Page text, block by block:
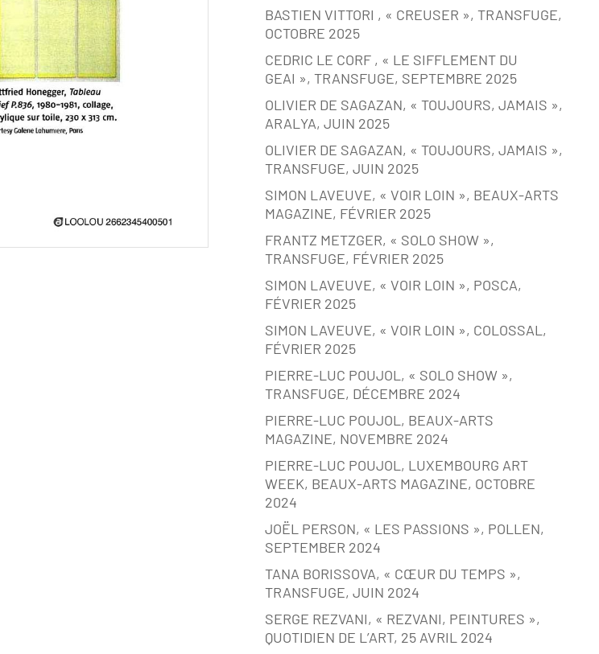
BASTIEN VITTORI , « CREUSER », TRANSFUGE,
OCTOBRE 2025
CEDRIC LE CORF , « LE SIFFLEMENT DU
GEAI », TRANSFUGE, SEPTEMBRE 2025
OLIVIER DE SAGAZAN, « TOUJOURS, JAMAIS »,
ARALYA, JUIN 2025
OLIVIER DE SAGAZAN, « TOUJOURS, JAMAIS »,
TRANSFUGE, JUIN 2025
SIMON LAVEUVE, « VOIR LOIN », BEAUX-ARTS
MAGAZINE, FÉVRIER 2025
FRANTZ METZGER, « SOLO SHOW »,
TRANSFUGE, FÉVRIER 2025
SIMON LAVEUVE, « VOIR LOIN », POSCA,
FÉVRIER 2025
SIMON LAVEUVE, « VOIR LOIN », COLOSSAL,
FÉVRIER 2025
PIERRE-LUC POUJOL, « SOLO SHOW »,
TRANSFUGE, DÉCEMBRE 2024
PIERRE-LUC POUJOL, BEAUX-ARTS
MAGAZINE, NOVEMBRE 2024
PIERRE-LUC POUJOL, LUXEMBOURG ART
WEEK, BEAUX-ARTS MAGAZINE, OCTOBRE
2024
JOËL PERSON, « LES PASSIONS », POLLEN,
SEPTEMBER 2024
TANA BORISSOVA, « CŒUR DU TEMPS »,
TRANSFUGE, JUIN 2024
SERGE REZVANI, « REZVANI, PEINTURES »,
QUOTIDIEN DE L’ART, 25 AVRIL 2024